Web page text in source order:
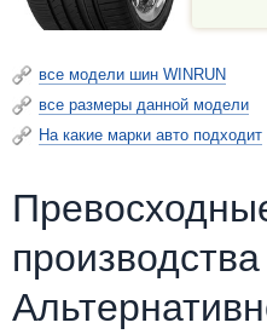
все модели шин WINRUN
все размеры данной модели
На какие марки авто подходит